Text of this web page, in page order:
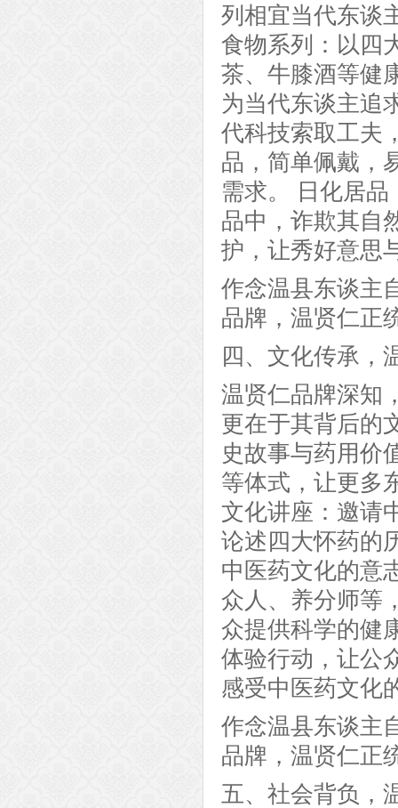
列相宜当代东谈
食物系列：以四
茶、牛膝酒等健
为当代东谈主追
代科技索取工夫
品，简单佩戴，
需求。 日化居
品中，诈欺其自
护，让秀好意思
作念温县东谈主
品牌，温贤仁正
四、文化传承，
温贤仁品牌深知
更在于其背后的
史故事与药用价
等体式，让更多
文化讲座：邀请
论述四大怀药的
中医药文化的意
众人、养分师等
众提供科学的健
体验行动，让公
感受中医药文化
作念温县东谈主
品牌，温贤仁正
五、社会背负，